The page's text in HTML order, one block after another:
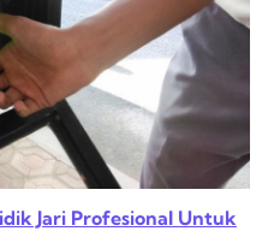
Jari Profesional Untuk